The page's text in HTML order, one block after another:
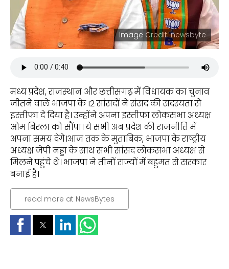
Image Credit: newsbyte
मध्य प्रदेश, राजस्थान और छत्तीसगढ़ में विधायक का चुनाव
जीतने वाले भाजपा के 12 सांसदों ने संसद की सदस्यता से
इस्तीफा दे दिया है। उन्होंने अपना इस्तीफा लोकसभा अध्यक्ष
ओम बिरला को सौंपा। ये सभी अब प्रदेश की राजनीति में
अपना समय देंगे।आज तक के मुताबिक, भाजपा के राष्ट्रीय
अध्यक्ष जेपी नड्डा के साथ सभी सांसद लोकसभा अध्यक्ष से
मिलने पहुंचे थे। भाजपा ने तीनों राज्यों में बहुमत से सरकार
बनाई है।
read more at NewsBytes